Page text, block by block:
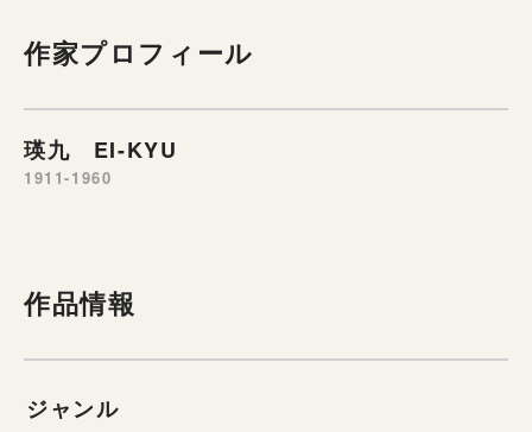
作家プロフィール
瑛九 EI-KYU
1911-1960
作品情報
ジャンル